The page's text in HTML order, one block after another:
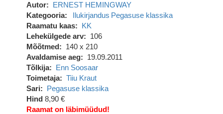
Autor
ERNEST HEMINGWAY
Kategooria
Ilukirjandus Pegasuse klassika
Raamatu kaas
KK
Lehekülgede arv
106
Mõõtmed
140 x 210
Avaldamise aeg
19.09.2011
Tõlkija
Enn Soosaar
Toimetaja
Tiiu Kraut
Sari
Pegasuse klassika
Hind 8,90 €
Raamat on läbimüüdud!